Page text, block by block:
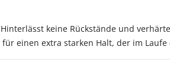
keine Rückstände und
einen extra starken Halt, der im Laufe